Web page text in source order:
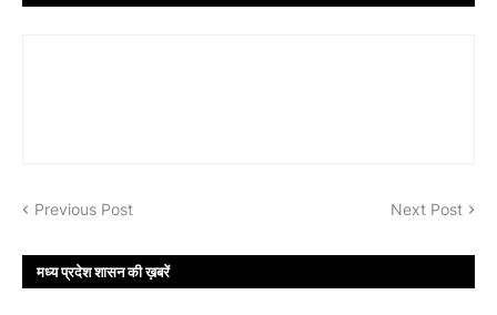
Previous Post Next Post
मध्य प्रदेश शासन की ख़बरें